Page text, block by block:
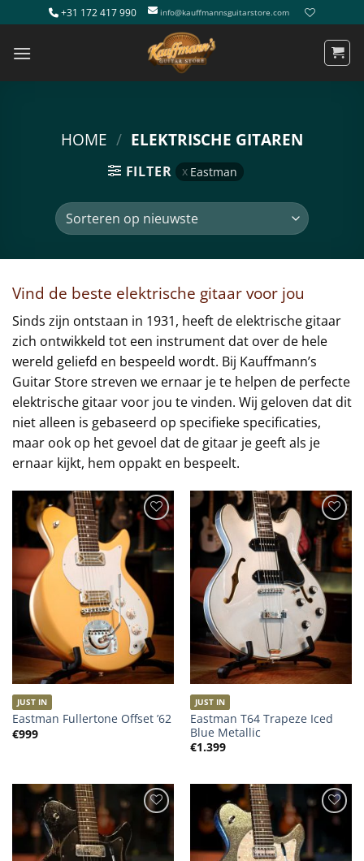
naar
inhoud
+31 172 417 990 info@kauffmannsguitarstore.com
HOME / ELEKTRISCHE GITAREN
FILTER Eastman
Vind de beste elektrische gitaar voor jou
Sinds zijn ontstaan in 1931, heeft de elektrische gitaar
zich ontwikkeld tot een instrument dat over de hele
wereld geliefd en bespeeld wordt. Bij Kauffmann’s
Guitar Store streven we ernaar je te helpen de perfecte
elektrische gitaar voor jou te vinden. Wij geloven dat dit
niet alleen is gebaseerd op specifieke specificaties,
maar ook op het gevoel dat de gitaar je geeft als je
ernaar kijkt, hem oppakt en bespeelt.
JUST IN
Eastman Fullertone Offset ’62
€999
JUST IN
Eastman T64 Trapeze Iced
Blue Metallic
€1.399